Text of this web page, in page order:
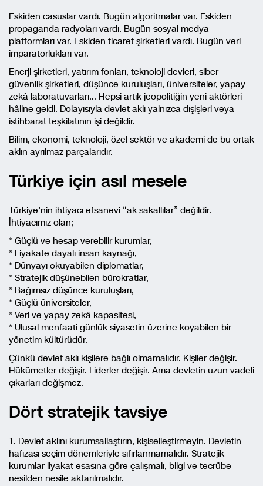
Eskiden casuslar vardı. Bugün algoritmalar var. Eskiden
propaganda radyoları vardı. Bugün sosyal medya
platformları var. Eskiden ticaret şirketleri vardı. Bugün veri
imparatorlukları var.
Enerji şirketleri, yatırım fonları, teknoloji devleri, siber
güvenlik şirketleri, düşünce kuruluşları, üniversiteler, yapay
zekâ laboratuvarları… Hepsi artık jeopolitiğin yeni aktörleri
hâline geldi. Dolayısıyla devlet aklı yalnızca dışişleri veya
istihbarat teşkilatının işi değildir.
Bilim, ekonomi, teknoloji, özel sektör ve akademi de bu ortak
aklın ayrılmaz parçalarıdır.
Türkiye için asıl mesele
Türkiye’nin ihtiyacı efsanevi “ak sakallılar” değildir.
İhtiyacımız olan;
* Güçlü ve hesap verebilir kurumlar,
* Liyakate dayalı insan kaynağı,
* Dünyayı okuyabilen diplomatlar,
* Stratejik düşünebilen bürokratlar,
* Bağımsız düşünce kuruluşları,
* Güçlü üniversiteler,
* Veri ve yapay zekâ kapasitesi,
* Ulusal menfaati günlük siyasetin üzerine koyabilen bir
yönetim kültürüdür.
Çünkü devlet aklı kişilere bağlı olmamalıdır. Kişiler değişir.
Hükümetler değişir. Liderler değişir. Ama devletin uzun vadeli
çıkarları değişmez.
Dört stratejik tavsiye
1. Devlet aklını kurumsallaştırın, kişiselleştirmeyin. Devletin
hafızası seçim dönemleriyle sıfırlanmamalıdır. Stratejik
kurumlar liyakat esasına göre çalışmalı, bilgi ve tecrübe
nesilden nesile aktarılmalıdır.